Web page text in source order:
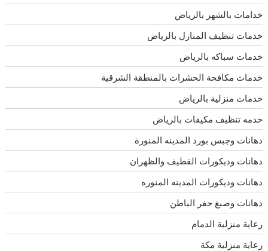
خدامات بالشهر بالرياض
خدمات تنظيف المنازل بالرياض
خدمات سباكه بالرياض
خدمات مكافحة الحشرات بالمنطقة الشرقية
خدمات منزلية بالرياض
خدمه تنظيف مكيفات بالرياض
دهانات وجبس بورد المدينه المنورة
دهانات وديكورات القطيف والظهران
دهانات وديكورات المدينه المنوره
دهانات وصبغ حفر الباطن
رعاية منزلية الدمام
رعاية منزلية مكة